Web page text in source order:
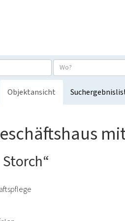
Objektansicht